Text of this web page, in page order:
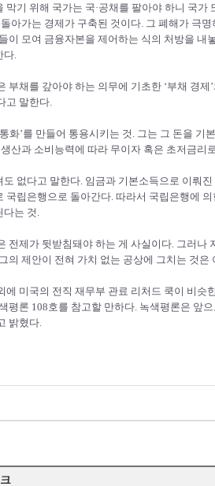
막기 위해 국가는 국·공채를 팔아야 하니 국가
돌아가는 경제가 구축된 것이다. 그 폐해가 극
이 모여 금융자본을 제어하는 식의 처방을
다.
부채를 갚아야 하는 의무에 기초한 ‘부채 경
고 말한다.
화’를 만들어 통용시키는 것. 그는 그 돈을
산과 소비능력에 따라 무이자 혹은 초저금리
없다고 말한다. 임금과 기본소득으로 이뤄
국립은행으로 돌아간다. 따라서 국립은행에
다는 것.
전제가 뒷받침돼야 하는 게 사실이다. 그러나
의 제안이 전혀 가치 없는 공상에 그치는 것은
에 미국의 전직 재무부 관료 리처드 쿡이 비슷
평론 108호를 참고할 만하다. 녹색평론은 앞
밝혔다.